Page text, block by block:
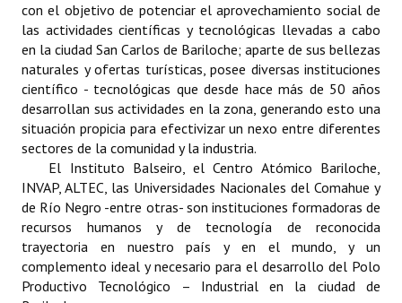
Registros y Distinciones
Datos Históricos
Premio al Mérito - Registro
Audiencias Públicas - Registro
Mujeres que Dejaron Huellas - Registro
Periodistas Decanos - Registro
Ciudadano Ilustre - Registro
Banca del Vecino - Registro
con el objetivo de potenciar el aprovechamiento social de
las actividades científicas y tecnológicas llevadas a cabo
en la ciudad San Carlos de Bariloche; aparte de sus bellezas
naturales y ofertas turísticas, posee diversas instituciones
científico - tecnológicas que desde hace más de 50 años
desarrollan sus actividades en la zona, generando esto una
situación propicia para efectivizar un nexo entre diferentes
sectores de la comunidad y la industria.
El Instituto Balseiro, el Centro Atómico Bariloche,
INVAP, ALTEC, las Universidades Nacionales del Comahue y
de Río Negro -entre otras- son instituciones formadoras de
recursos humanos y de tecnología de reconocida
trayectoria en nuestro país y en el mundo, y un
complemento ideal y necesario para el desarrollo del Polo
Productivo Tecnológico – Industrial en la ciudad de